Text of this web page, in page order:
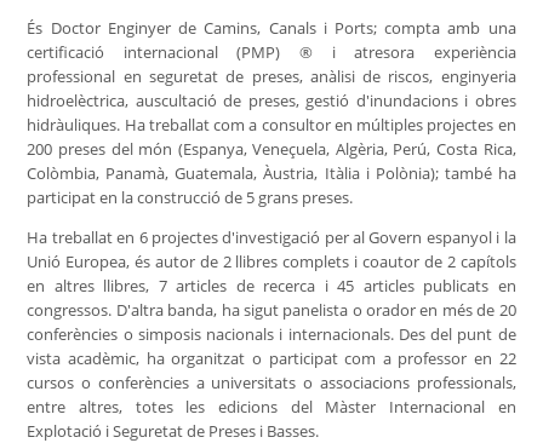
És Doctor Enginyer de Camins, Canals i Ports; compta amb una
certificació internacional (PMP) ® i atresora experiència
professional en seguretat de preses, anàlisi de riscos, enginyeria
hidroelèctrica, auscultació de preses, gestió d'inundacions i obres
hidràuliques. Ha treballat com a consultor en múltiples projectes en
200 preses del món (Espanya, Veneçuela, Algèria, Perú, Costa Rica,
Colòmbia, Panamà, Guatemala, Àustria, Itàlia i Polònia); també ha
participat en la construcció de 5 grans preses.
Ha treballat en 6 projectes d'investigació per al Govern espanyol i la
Unió Europea, és autor de 2 llibres complets i coautor de 2 capítols
en altres llibres, 7 articles de recerca i 45 articles publicats en
congressos. D'altra banda, ha sigut panelista o orador en més de 20
conferències o simposis nacionals i internacionals. Des del punt de
vista acadèmic, ha organitzat o participat com a professor en 22
cursos o conferències a universitats o associacions professionals,
entre altres, totes les edicions del Màster Internacional en
Explotació i Seguretat de Preses i Basses.